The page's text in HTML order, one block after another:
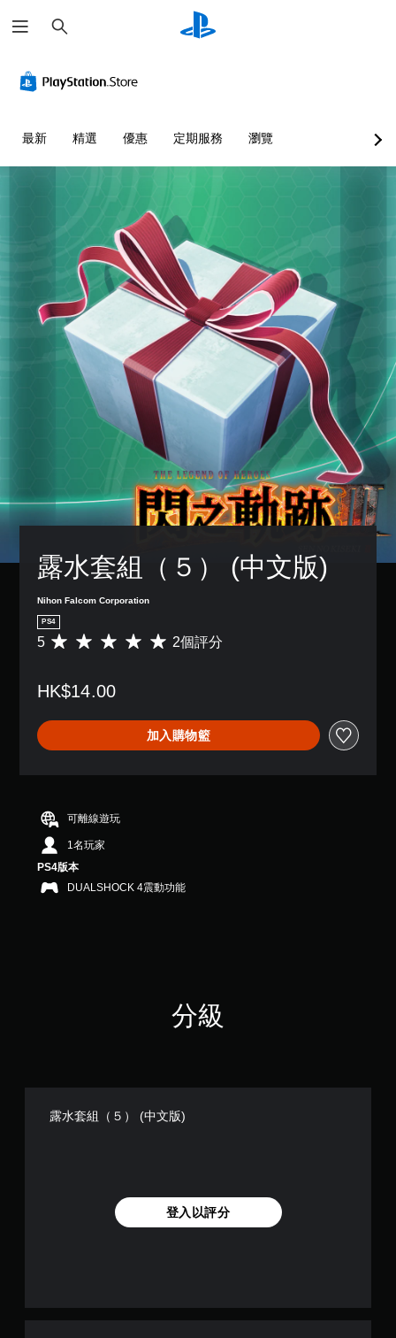
尋
最新 精選 優惠 定期服務 瀏覽
露水套組（５） (中文版)
Nihon Falcom Corporation
PS4
平
分
5
顆
星
5
顆
星
）
，
共
5 2個評分
HK$14.00
加入購物籃
可離線遊玩
1名玩家
PS4版本
DUALSHOCK 4震動功能
分級
露水套組（５） (中文版)
登入以評分